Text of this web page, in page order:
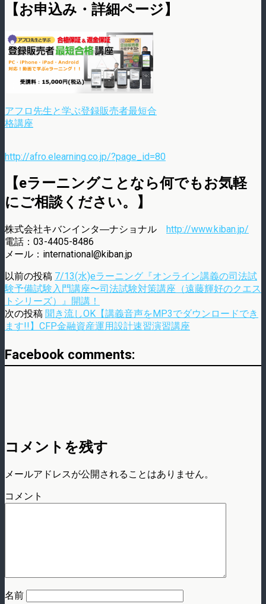
【お申込み・詳細ページ】
アフロ先生と学ぶ登録販売者最短合
格講座
http://afro.elearning.co.jp/?page_id=80
【eラーニングことなら何でもお気軽
にご相談ください。】
株式会社キバンインタ―ナショナル
http://www.kiban.jp/
電話：03-4405-8486
メール：international@kiban.jp
以前の投稿 7/13(水)eラーニング『オンライン講義の司法試
験予備試験入門講座〜司法試験対策講座（遠藤輝好のクエス
トシリーズ）』開講！
次の投稿 聞き流しOK【講義音声をMP3でダウンロードでき
ます!!】CFP金融資産運用設計速習演習講座
Facebook comments:
コメントを残す
メールアドレスが公開されることはありません。
コメント
名前